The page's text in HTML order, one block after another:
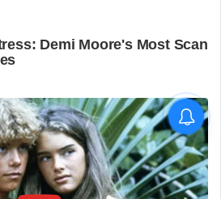
വിദ്യാർഥിയെ മർദിച്ചെന്ന
പരാതിയിൽ പാലക്കാട്
അധ്യാപകനെ
സസ്‌പെൻഡ് ചെയ്തു